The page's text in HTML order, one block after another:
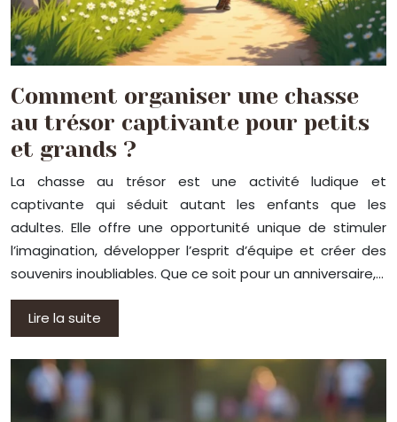
Comment organiser une chasse
au trésor captivante pour petits
et grands ?
La chasse au trésor est une activité ludique et
captivante qui séduit autant les enfants que les
adultes. Elle offre une opportunité unique de stimuler
l’imagination, développer l’esprit d’équipe et créer des
souvenirs inoubliables. Que ce soit pour un anniversaire,…
Lire la suite